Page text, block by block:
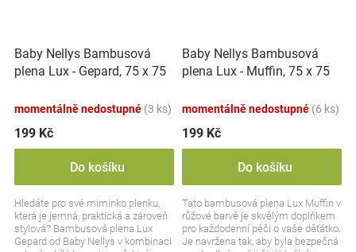
Baby Nellys Bambusová
plena Lux - Gepard, 75 x 75
momentálně nedostupné (3 ks)
199 Kč
Do košíku
Hledáte pro své miminko plenku,
která je jemná, praktická a zároveň
stylová? Bambusová plena Lux
Gepard od Baby Nellys v kombinaci
Baby Nellys Bambusová
plena Lux - Muffin, 75 x 75
momentálně nedostupné (6 ks)
199 Kč
Do košíku
Tato bambusová plena Lux Muffin v
růžové barvě je skvělým doplňkem
pro každodenní péči o vaše děťátko.
Je navržena tak, aby byla bezpečná